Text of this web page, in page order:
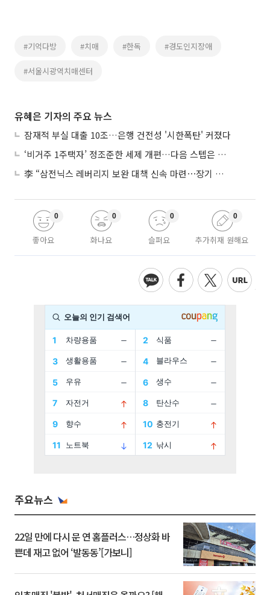
#기억다방 #치매 #한독 #경도인지장애
#서울시광역치매센터
유혜은 기자의 주요 뉴스
잠재적 부실 대출 10조…은행 건전성 '시한폭탄' 커졌다
‘비거주 1주택자’ 정조준한 세제 개편…다음 스텝은 금융 대책
李 “삼전닉스 레버리지 보완 대책 신속 마련⋯장기 채무 과감히 탕감”
좋아요
0
화나요
0
슬퍼요
0
추가취재 원해요
0
주요뉴스
22일 만에 다시 문 연 홈플러스…정상화 바
쁜데 재고 없어 ‘발동동’[가보니]